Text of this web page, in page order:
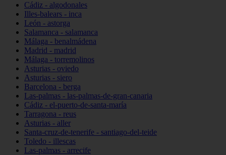
Cádiz - algodonales
Illes-balears - inca
León - astorga
Salamanca - salamanca
Málaga - benalmádena
Madrid - madrid
Málaga - torremolinos
Asturias - oviedo
Asturias - siero
Barcelona - berga
Las-palmas - las-palmas-de-gran-canaria
Cádiz - el-puerto-de-santa-maría
Tarragona - reus
Asturias - aller
Santa-cruz-de-tenerife - santiago-del-teide
Toledo - illescas
Las-palmas - arrecife